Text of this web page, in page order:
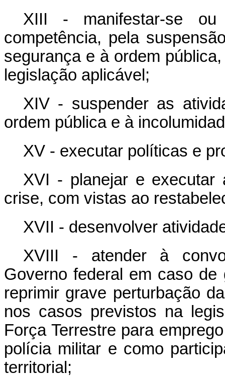
XIII - manifestar-se
competência, pela
segurança e à ordem
legislação aplicável;
XIV - suspender as
ordem pública e à
XV - executar políticas e
XVI - planejar e executar
crise, com vistas ao
XVII - desenvolver
XVIII - atender à
Governo federal em caso
reprimir grave perturbação
nos casos previstos na
Força Terrestre para
polícia militar e como
territorial;